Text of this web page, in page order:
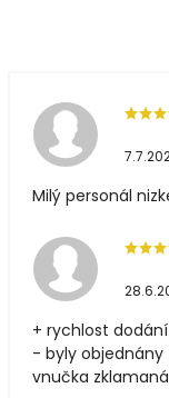
Milý personál
+ rychlost dodání
- byly objednány
vnučka zklamaná